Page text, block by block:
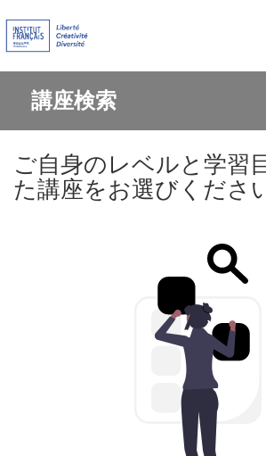
講座検索
ご自身のレベルと学習
た講座をお選びくださ